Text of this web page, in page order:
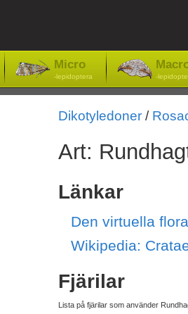
Micro
-lepidoptera -
Dikotyledoner/
Art:
Länkar
Den virtuella
Wikipedia:
Fjärilar
Lista på fjärilar som använder